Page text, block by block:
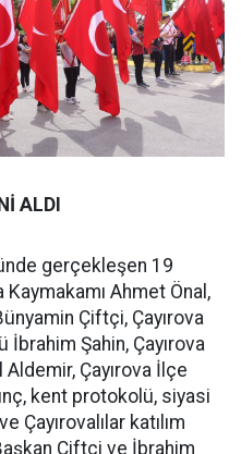
ALDI
gerçekleşen 19
Kaymakamı Ahmet Önal,
Çiftçi, Çayırova
Şahin, Çayırova
Çayırova İlçe
kent protokolü, siyasi
katılım
Çiftçi ve İbrahim